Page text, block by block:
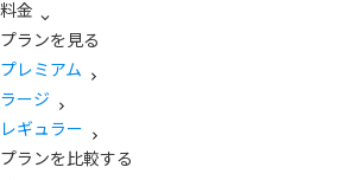
料金
プランを見る
プレミアム
ラージ
レギュラー
プランを比較する